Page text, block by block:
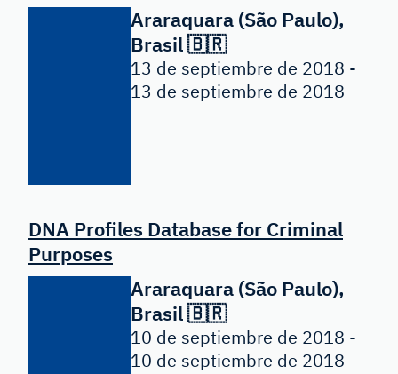
Araraquara (São Paulo),
Brasil 🇧🇷
13 de septiembre de 2018 -
13 de septiembre de 2018
DNA Profiles Database for Criminal
Purposes
Araraquara (São Paulo),
Brasil 🇧🇷
10 de septiembre de 2018 -
10 de septiembre de 2018